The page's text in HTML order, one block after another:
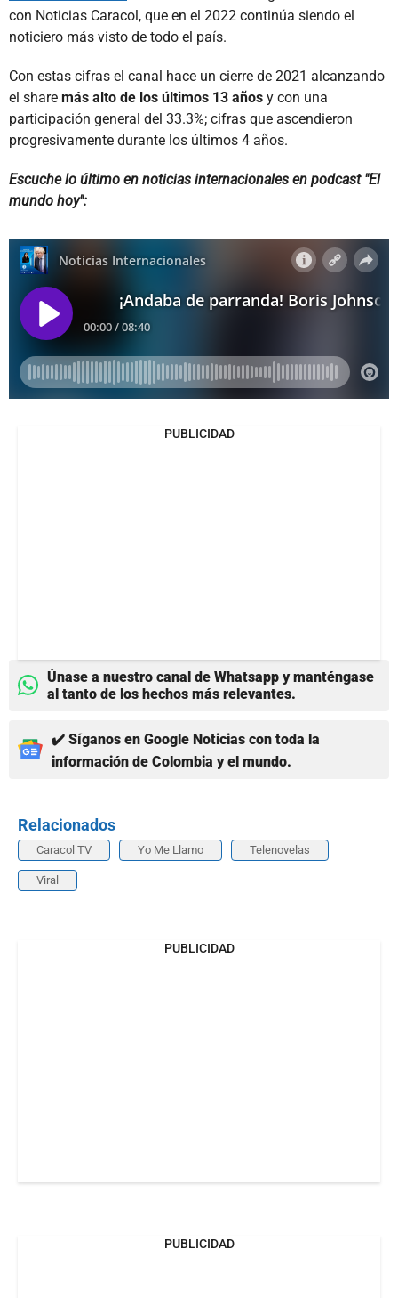
con Noticias Caracol, que en el 2022 continúa siendo el
noticiero más visto de todo el país.
Con estas cifras el canal hace un cierre de 2021 alcanzando
el share más alto de los últimos 13 años y con una
participación general del 33.3%; cifras que ascendieron
progresivamente durante los últimos 4 años.
Escuche lo último en noticias internacionales en podcast "El
mundo hoy":
PUBLICIDAD
Únase a nuestro canal de Whatsapp y manténgase
al tanto de los hechos más relevantes.
✔️ Síganos en Google Noticias con toda la
información de Colombia y el mundo.
Relacionados
Caracol TV Yo Me Llamo Telenovelas
Viral
PUBLICIDAD
PUBLICIDAD